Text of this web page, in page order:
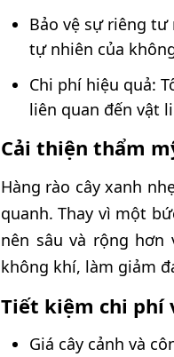
Bảo vệ sự riêng
tự nhiên của
Chi phí hiệu quả:
liên quan đến vật
Cải thiện thẩm
Hàng rào cây xanh
quanh. Thay vì một
nên sâu và rộng hơn
không khí, làm giảm
Tiết kiệm chi phí
Giá cây cảnh và